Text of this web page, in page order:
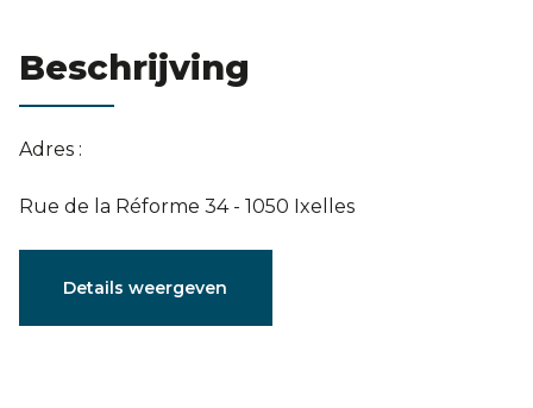
Beschrijving
Adres :
Rue de la Réforme 34 - 1050 Ixelles
Karakteristieken
Details weergeven